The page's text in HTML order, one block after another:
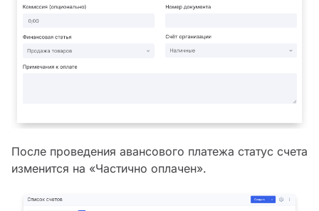
После проведения авансового платежа статус счета
изменится на «Частично оплачен».